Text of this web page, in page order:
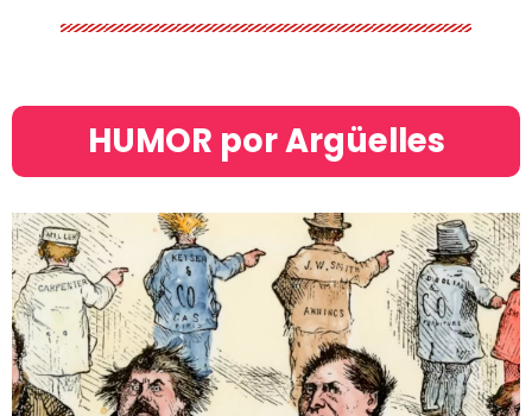
HUMOR por Argüelles​